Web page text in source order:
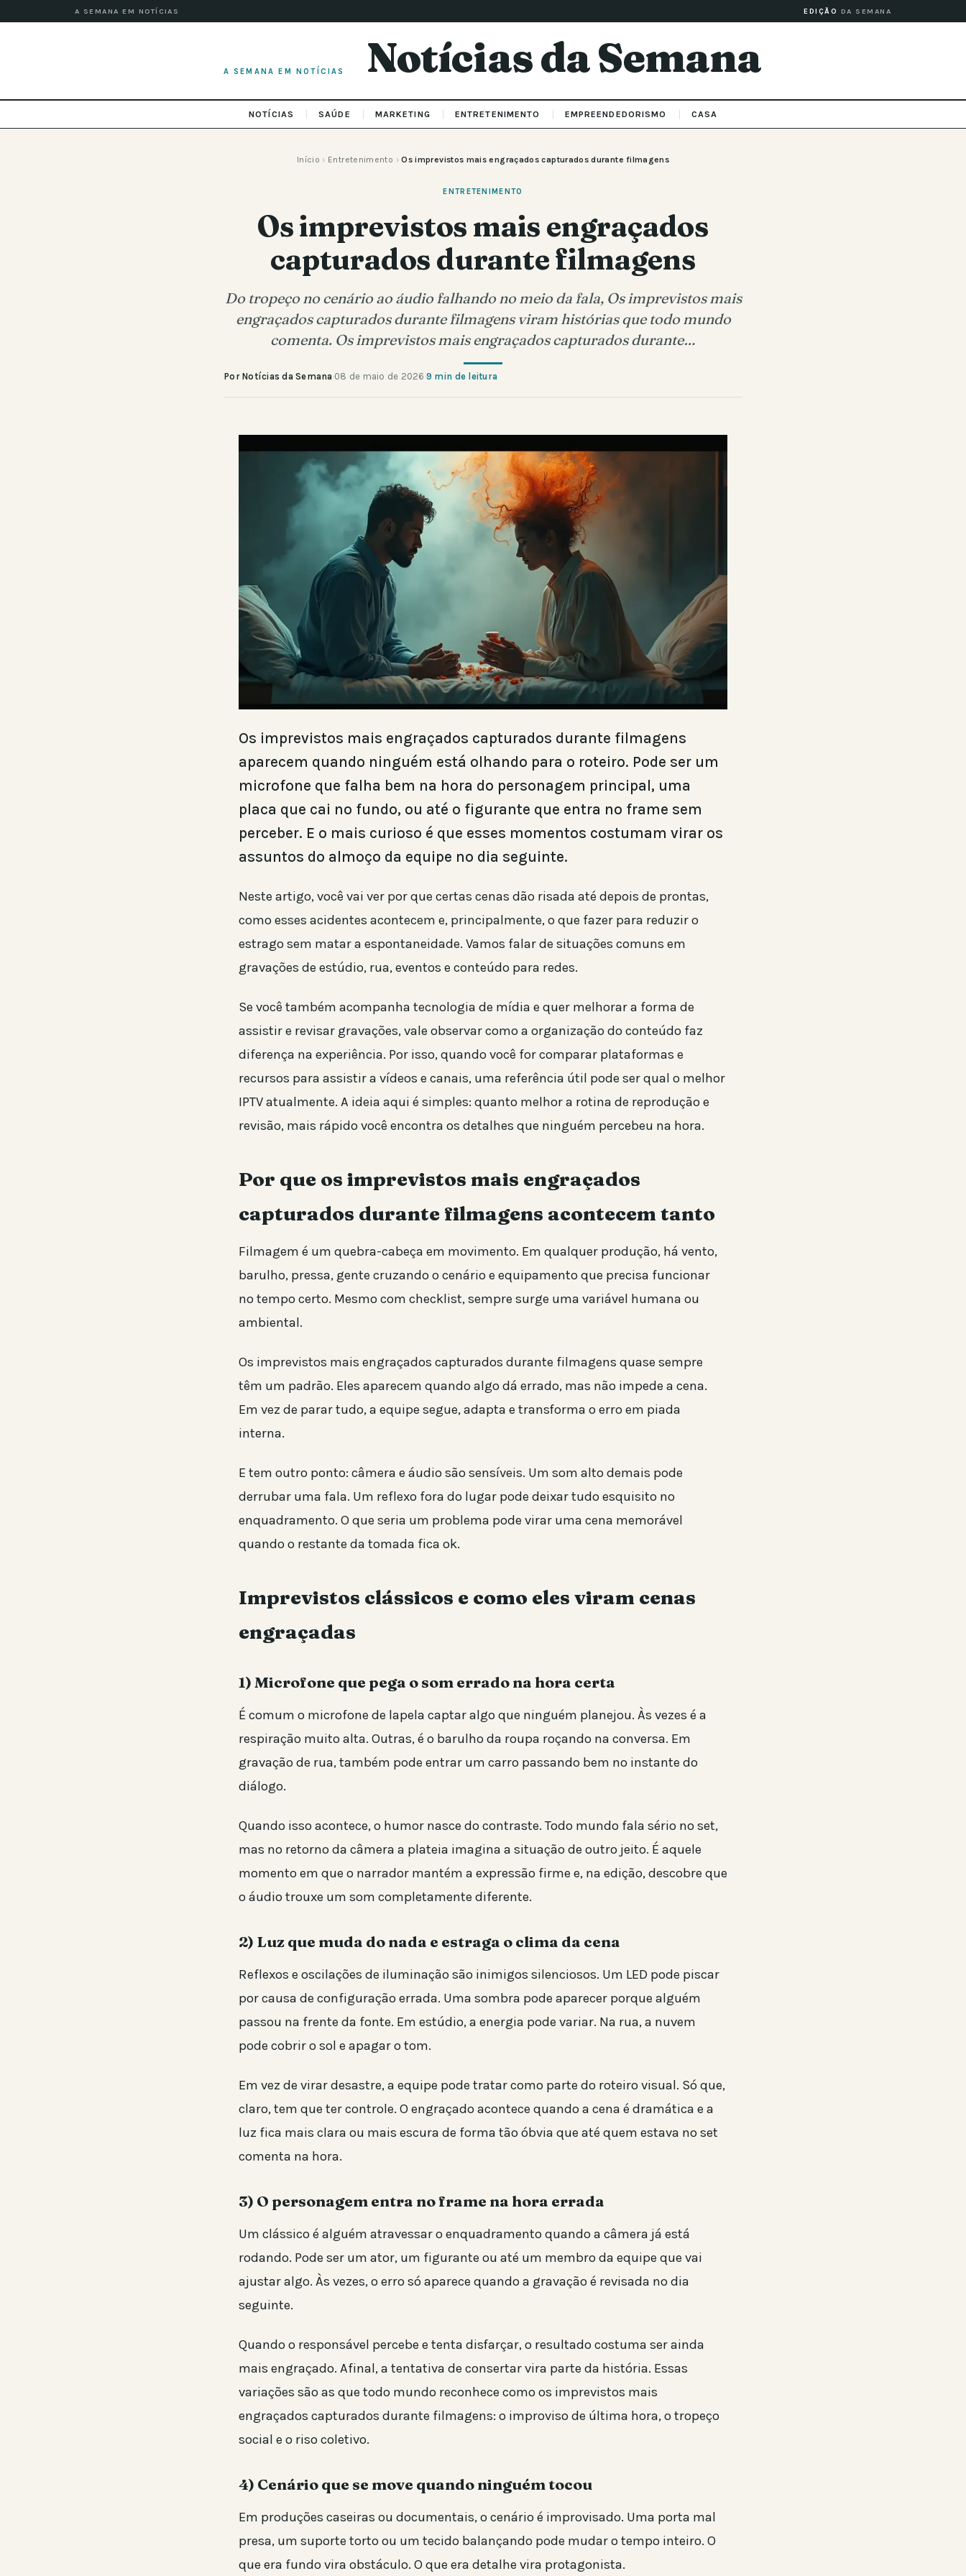
A SEMANA EM NOTÍCIAS EDIÇÃO DA SEMANA
A SEMANA EM NOTÍCIAS Notícias da Semana
NOTÍCIAS SAÚDE MARKETING ENTRETENIMENTO EMPREENDEDORISMO CASA
Início › Entretenimento › Os imprevistos mais engraçados capturados durante filmagens
ENTRETENIMENTO
Os imprevistos mais engraçados
capturados durante filmagens
Do tropeço no cenário ao áudio falhando no meio da fala, Os imprevistos mais
engraçados capturados durante filmagens viram histórias que todo mundo
comenta. Os imprevistos mais engraçados capturados durante…
Por Notícias da Semana ·08 de maio de 2026 ·9 min de leitura
Os imprevistos mais engraçados capturados durante filmagens
aparecem quando ninguém está olhando para o roteiro. Pode ser um
microfone que falha bem na hora do personagem principal, uma
placa que cai no fundo, ou até o figurante que entra no frame sem
perceber. E o mais curioso é que esses momentos costumam virar os
assuntos do almoço da equipe no dia seguinte.
Neste artigo, você vai ver por que certas cenas dão risada até depois de prontas,
como esses acidentes acontecem e, principalmente, o que fazer para reduzir o
estrago sem matar a espontaneidade. Vamos falar de situações comuns em
gravações de estúdio, rua, eventos e conteúdo para redes.
Se você também acompanha tecnologia de mídia e quer melhorar a forma de
assistir e revisar gravações, vale observar como a organização do conteúdo faz
diferença na experiência. Por isso, quando você for comparar plataformas e
recursos para assistir a vídeos e canais, uma referência útil pode ser qual o melhor
IPTV atualmente. A ideia aqui é simples: quanto melhor a rotina de reprodução e
revisão, mais rápido você encontra os detalhes que ninguém percebeu na hora.
Por que os imprevistos mais engraçados
capturados durante filmagens acontecem tanto
Filmagem é um quebra-cabeça em movimento. Em qualquer produção, há vento,
barulho, pressa, gente cruzando o cenário e equipamento que precisa funcionar
no tempo certo. Mesmo com checklist, sempre surge uma variável humana ou
ambiental.
Os imprevistos mais engraçados capturados durante filmagens quase sempre
têm um padrão. Eles aparecem quando algo dá errado, mas não impede a cena.
Em vez de parar tudo, a equipe segue, adapta e transforma o erro em piada
interna.
E tem outro ponto: câmera e áudio são sensíveis. Um som alto demais pode
derrubar uma fala. Um reflexo fora do lugar pode deixar tudo esquisito no
enquadramento. O que seria um problema pode virar uma cena memorável
quando o restante da tomada fica ok.
Imprevistos clássicos e como eles viram cenas
engraçadas
1) Microfone que pega o som errado na hora certa
É comum o microfone de lapela captar algo que ninguém planejou. Às vezes é a
respiração muito alta. Outras, é o barulho da roupa roçando na conversa. Em
gravação de rua, também pode entrar um carro passando bem no instante do
diálogo.
Quando isso acontece, o humor nasce do contraste. Todo mundo fala sério no set,
mas no retorno da câmera a plateia imagina a situação de outro jeito. É aquele
momento em que o narrador mantém a expressão firme e, na edição, descobre que
o áudio trouxe um som completamente diferente.
2) Luz que muda do nada e estraga o clima da cena
Reflexos e oscilações de iluminação são inimigos silenciosos. Um LED pode piscar
por causa de configuração errada. Uma sombra pode aparecer porque alguém
passou na frente da fonte. Em estúdio, a energia pode variar. Na rua, a nuvem
pode cobrir o sol e apagar o tom.
Em vez de virar desastre, a equipe pode tratar como parte do roteiro visual. Só que,
claro, tem que ter controle. O engraçado acontece quando a cena é dramática e a
luz fica mais clara ou mais escura de forma tão óbvia que até quem estava no set
comenta na hora.
3) O personagem entra no frame na hora errada
Um clássico é alguém atravessar o enquadramento quando a câmera já está
rodando. Pode ser um ator, um figurante ou até um membro da equipe que vai
ajustar algo. Às vezes, o erro só aparece quando a gravação é revisada no dia
seguinte.
Quando o responsável percebe e tenta disfarçar, o resultado costuma ser ainda
mais engraçado. Afinal, a tentativa de consertar vira parte da história. Essas
variações são as que todo mundo reconhece como os imprevistos mais
engraçados capturados durante filmagens: o improviso de última hora, o tropeço
social e o riso coletivo.
4) Cenário que se move quando ninguém tocou
Em produções caseiras ou documentais, o cenário é improvisado. Uma porta mal
presa, um suporte torto ou um tecido balançando pode mudar o tempo inteiro. O
que era fundo vira obstáculo. O que era detalhe vira protagonista.